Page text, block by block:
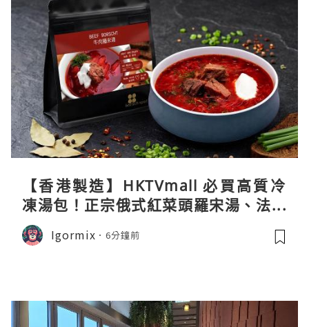
【香港製造】HKTVmall 必買高質冷
凍湯包！正宗俄式紅菜頭羅宋湯、法式
龍蝦濃湯與生酮膠原蛋白骨頭湯全攻略
Igormix 6分鐘前